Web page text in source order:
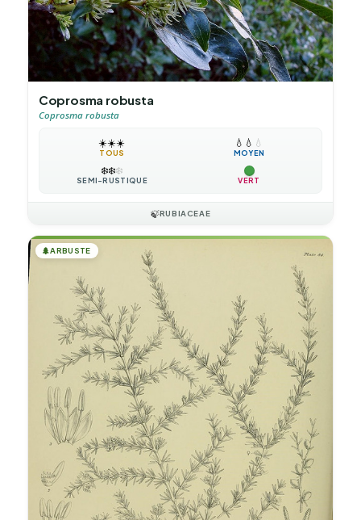
Coprosma robusta
Coprosma robusta
☀️☀️☀️
TOUS
💧 💧 💧
MOYEN
❄️❄️❄️
SEMI-RUSTIQUE VERT
🍃RUBIACEAE
🌲ARBUSTE